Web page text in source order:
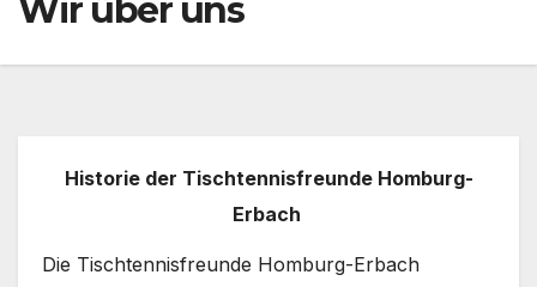
Wir über uns
Historie der Tischtennisfreunde Homburg-
Erbach
Die Tischtennisfreunde Homburg-Erbach